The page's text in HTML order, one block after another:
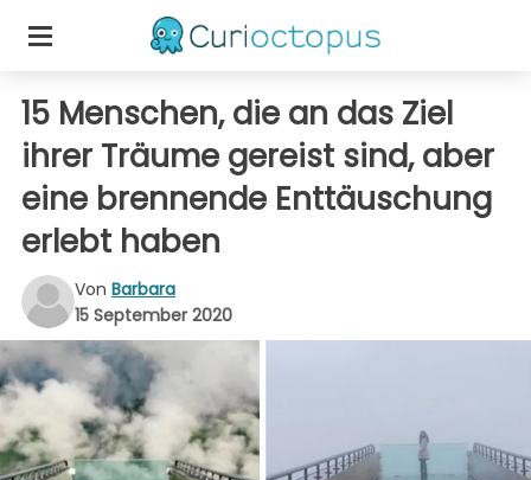
15 Menschen, die an das Ziel
ihrer Träume gereist sind, aber
eine brennende Enttäuschung
erlebt haben
Von Barbara
15 September 2020